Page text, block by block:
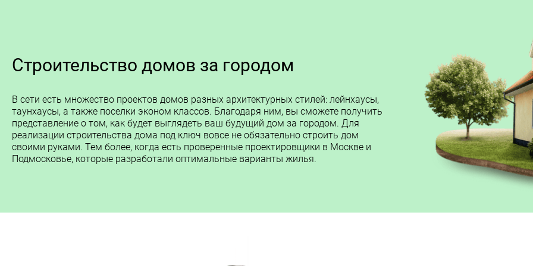
Строительство домов за городом
В сети есть множество проектов домов разных архитектурных стилей: лейнхаусы,
таунхаусы, а также поселки эконом классов. Благодаря ним, вы сможете получить
представление о том, как будет выглядеть ваш будущий дом за городом. Для
реализации строительства дома под ключ вовсе не обязательно строить дом
своими руками. Тем более, когда есть проверенные проектировщики в Москве и
Подмосковье, которые разработали оптимальные варианты жилья.